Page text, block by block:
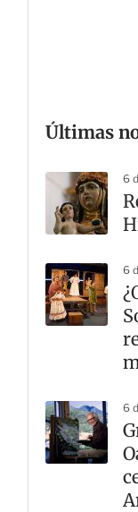
Últimas
6
6
6